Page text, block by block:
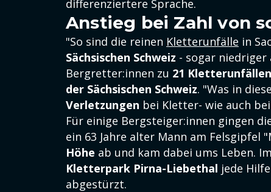
differenziertere Sprache.
Anstieg bei Zahl von
"So sind die reinen Kletterunfälle in
Sächsischen Schweiz - sogar niedriger
Bergretter:innen zu 21 Kletterunfällen
der Sächsischen Schweiz. "Was in
Verletzungen bei Kletter- wie auch
Für einige Bergsteiger:innen gingen
ein 63 Jahre alter Mann am Felsgipfel
Höhe ab und kam dabei ums Leben.
Kletterpark Pirna-Liebethal jede
abgestürzt.